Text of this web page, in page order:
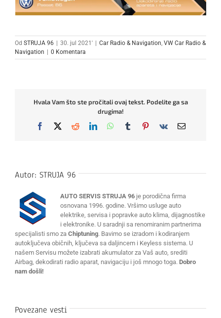
Od STRUJA 96 | 30. jul 2021' | Car Radio & Navigation VW Car Radio &
Navigation | 0 Komentara
Hvala Vam što ste pročitali ovaj tekst. Podelite ga sa
drugima!
Facebook
X RedditLinkedInWhatsApp
TumblrPinterest
Vk Email
Autor: STRUJA 96
AUTO SERVIS STRUJA 96 je porodična firma
osnovana 1996. godine. Vršimo usluge auto
elektrike, servisa i popravke auto klima, dijagnostike
i elektronike. U saradnji sa renomiranim partnerima
specijalisti smo za Chiptuning. Bavimo se izradom i kodiranjem
autoključeva običnih, ključeva sa daljincem i Keyless sistema. U
našem Servisu možete izabrati akumulator za Vaš auto, srediti
Airbag, dekodirati radio aparat, navigaciju i još mnogo toga. Dobro
nam došli!
Povezane vesti